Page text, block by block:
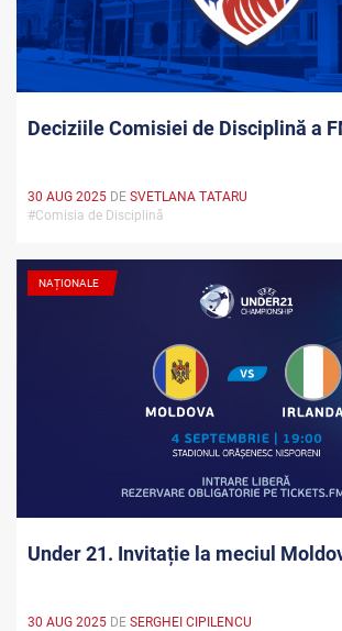
Deciziile Comisiei de Disciplină a
30 AUG 2025 DE SVETLANA TATARU
#Comisia de Disciplină
NAȚIONALE
Under 21. Invitație la meciul
30 AUG 2025 DE SERGHEI CIPILENCU